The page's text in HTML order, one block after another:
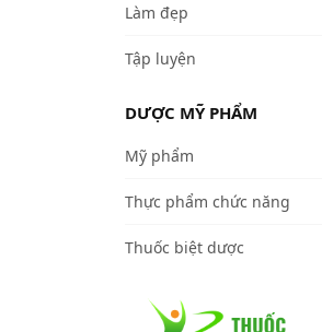
Làm đẹp
Tập luyện
DƯỢC MỸ PHẨM
Mỹ phẩm
Thực phẩm chức năng
Thuốc biệt dược